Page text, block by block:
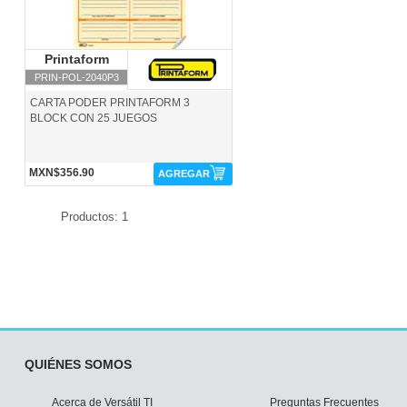
Printaform
PRIN-POL-2040P3
Printaform
CARTA PODER PRINTAFORM 3
BLOCK CON 25 JUEGOS
MXN$356.90 AGREGAR
Productos: 1
QUIÉNES SOMOS
Acerca de Versátil TI Preguntas Frecuentes